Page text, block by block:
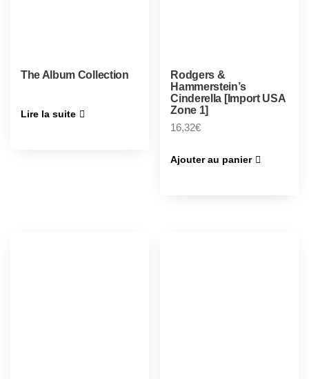
The Album Collection
Lire la suite
Rodgers &
Hammerstein’s
Cinderella [Import USA
Zone 1]
16,32€
Ajouter au panier